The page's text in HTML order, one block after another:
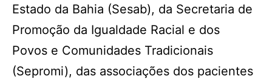
Estado da Bahia (Sesab), da Secretaria de
Promoção da Igualdade Racial e dos
Povos e Comunidades Tradicionais
(Sepromi), das associações dos pacientes